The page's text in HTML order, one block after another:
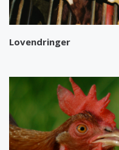
Lovendringer